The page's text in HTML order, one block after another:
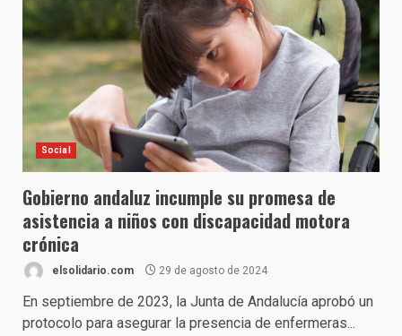
Social
Gobierno andaluz incumple su promesa de
asistencia a niños con discapacidad motora
crónica
elsolidario.com 29 de agosto de 2024
En septiembre de 2023, la Junta de Andalucía aprobó un
protocolo para asegurar la presencia de enfermeras...